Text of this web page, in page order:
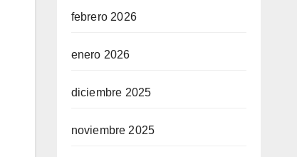
febrero 2026
enero 2026
diciembre 2025
noviembre 2025